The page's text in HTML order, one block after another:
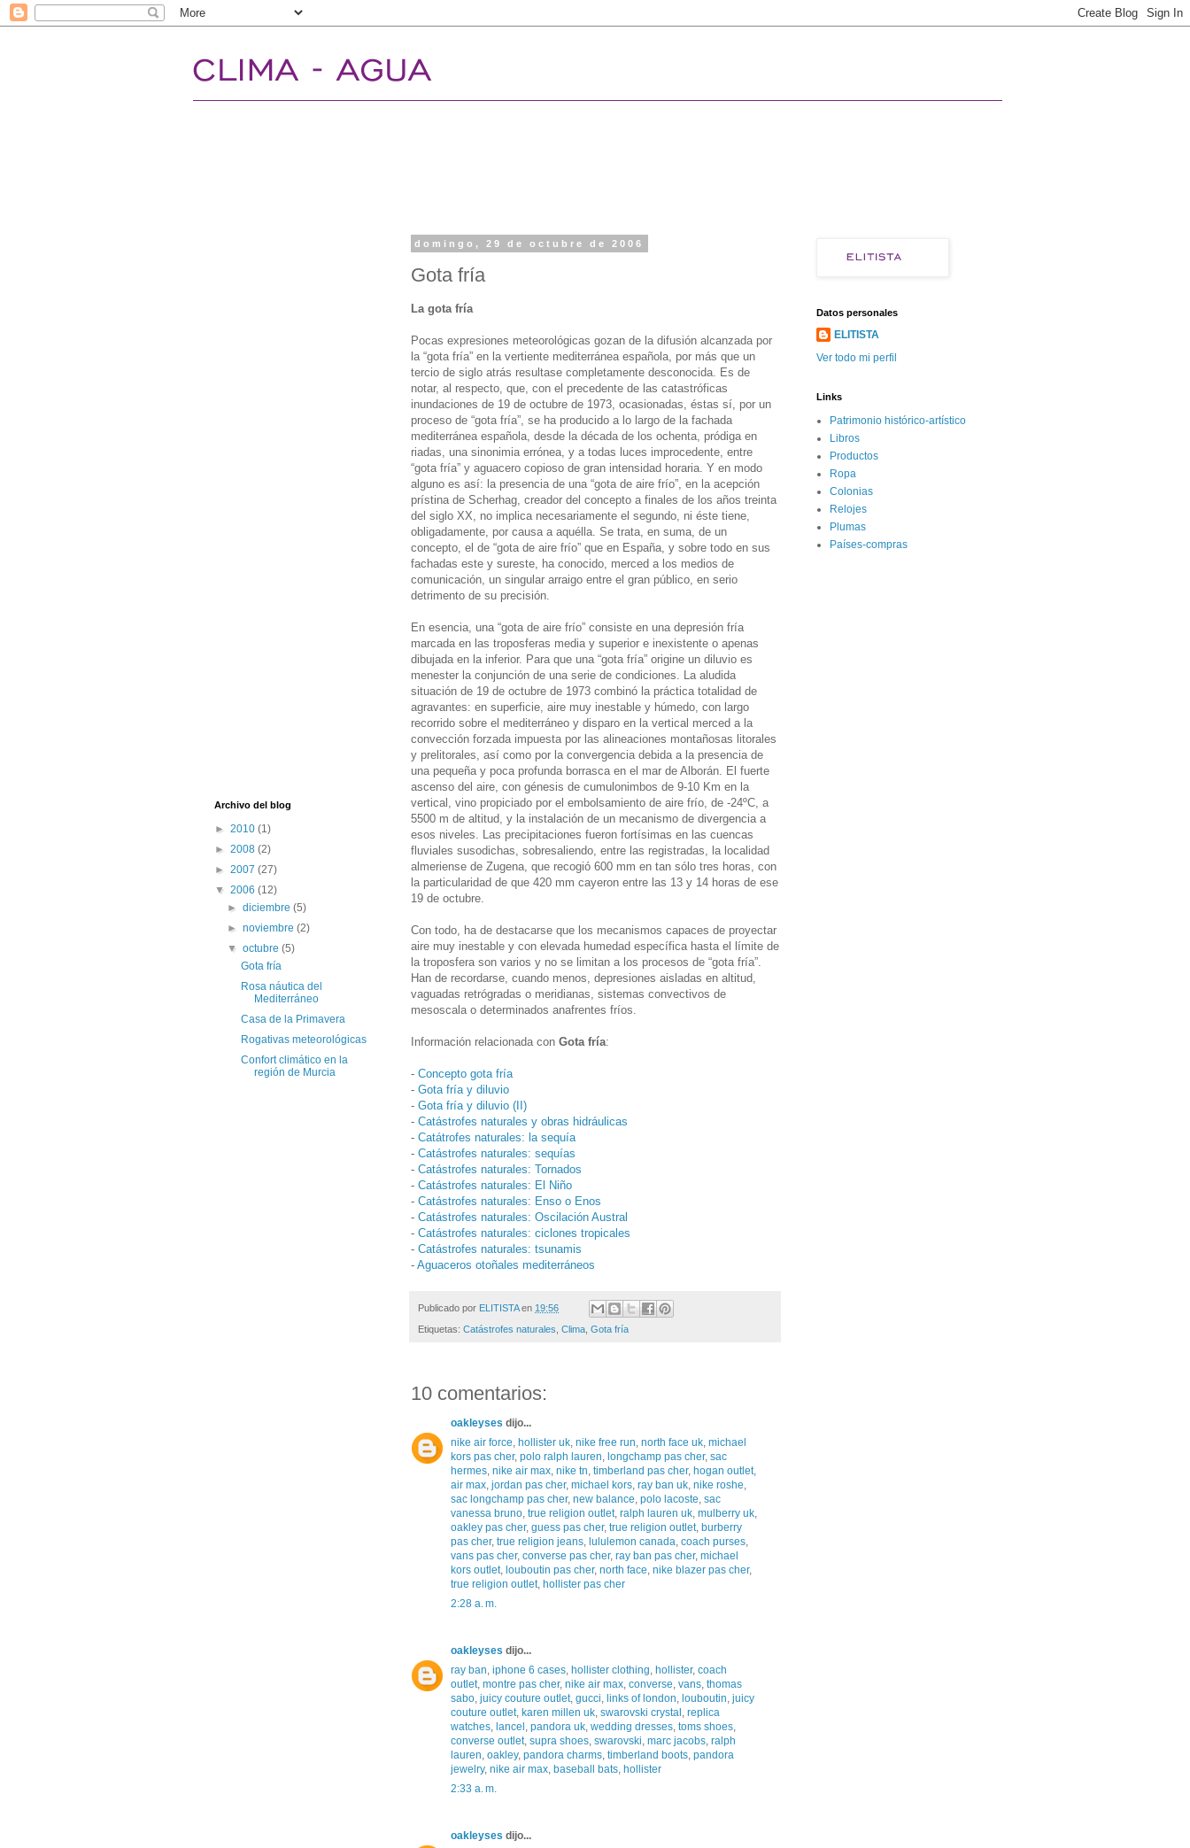
domingo, 29 de octubre de 2006
Gota fría
La gota fría
Pocas expresiones meteorológicas gozan de la difusión alcanzada por
la “gota fría” en la vertiente mediterránea española, por más que un
tercio de siglo atrás resultase completamente desconocida. Es de
notar, al respecto, que, con el precedente de las catastróficas
inundaciones de 19 de octubre de 1973, ocasionadas, éstas sí, por un
proceso de “gota fría”, se ha producido a lo largo de la fachada
mediterránea española, desde la década de los ochenta, pródiga en
riadas, una sinonimia errónea, y a todas luces improcedente, entre
“gota fría” y aguacero copioso de gran intensidad horaria. Y en modo
alguno es así: la presencia de una “gota de aire frío”, en la acepción
prístina de Scherhag, creador del concepto a finales de los años treinta
del siglo XX, no implica necesariamente el segundo, ni éste tiene,
obligadamente, por causa a aquélla. Se trata, en suma, de un
concepto, el de “gota de aire frío” que en España, y sobre todo en sus
fachadas este y sureste, ha conocido, merced a los medios de
comunicación, un singular arraigo entre el gran público, en serio
detrimento de su precisión.
En esencia, una “gota de aire frío” consiste en una depresión fría
marcada en las troposferas media y superior e inexistente o apenas
dibujada en la inferior. Para que una “gota fría” origine un diluvio es
menester la conjunción de una serie de condiciones. La aludida
situación de 19 de octubre de 1973 combinó la práctica totalidad de
agravantes: en superficie, aire muy inestable y húmedo, con largo
recorrido sobre el mediterráneo y disparo en la vertical merced a la
convección forzada impuesta por las alineaciones montañosas litorales
y prelitorales, así como por la convergencia debida a la presencia de
una pequeña y poca profunda borrasca en el mar de Alborán. El fuerte
ascenso del aire, con génesis de cumulonimbos de 9-10 Km en la
vertical, vino propiciado por el embolsamiento de aire frío, de -24ºC, a
5500 m de altitud, y la instalación de un mecanismo de divergencia a
esos niveles. Las precipitaciones fueron fortísimas en las cuencas
fluviales susodichas, sobresaliendo, entre las registradas, la localidad
almeriense de Zugena, que recogió 600 mm en tan sólo tres horas, con
la particularidad de que 420 mm cayeron entre las 13 y 14 horas de ese
19 de octubre.
Con todo, ha de destacarse que los mecanismos capaces de proyectar
aire muy inestable y con elevada humedad específica hasta el límite de
la troposfera son varios y no se limitan a los procesos de “gota fría”.
Han de recordarse, cuando menos, depresiones aisladas en altitud,
vaguadas retrógradas o meridianas, sistemas convectivos de
mesoscala o determinados anafrentes fríos.
Información relacionada con Gota fría:
- Concepto gota fría
- Gota fría y diluvio
- Gota fría y diluvio (II)
- Catástrofes naturales y obras hidráulicas
- Catátrofes naturales: la sequía
- Catástrofes naturales: sequías
- Catástrofes naturales: Tornados
- Catástrofes naturales: El Niño
- Catástrofes naturales: Enso o Enos
- Catástrofes naturales: Oscilación Austral
- Catástrofes naturales: ciclones tropicales
- Catástrofes naturales: tsunamis
- Aguaceros otoñales mediterráneos
Publicado por ELITISTA en 19:56
Etiquetas: Catástrofes naturales Clima Gota fría
10 comentarios:
oakleyses dijo...
nike air force, hollister uk, nike free run, north face uk, michael
kors pas cher, polo ralph lauren, longchamp pas cher, sac
hermes, nike air max, nike tn, timberland pas cher, hogan outlet,
air max, jordan pas cher, michael kors, ray ban uk, nike roshe,
sac longchamp pas cher, new balance, polo lacoste, sac
vanessa bruno, true religion outlet, ralph lauren uk, mulberry uk,
oakley pas cher, guess pas cher, true religion outlet, burberry
pas cher, true religion jeans, lululemon canada, coach purses,
vans pas cher, converse pas cher, ray ban pas cher, michael
kors outlet, louboutin pas cher, north face, nike blazer pas cher,
true religion outlet, hollister pas cher
2:28 a. m.
oakleyses dijo...
ray ban, iphone 6 cases, hollister clothing, hollister, coach
outlet, montre pas cher, nike air max, converse, vans, thomas
sabo, juicy couture outlet, gucci, links of london, louboutin, juicy
couture outlet, karen millen uk, swarovski crystal , replica
watches, lancel , pandora uk, wedding dresses, toms shoes,
converse outlet, supra shoes, swarovski, marc jacobs, ralph
lauren, oakley, pandora charms, timberland boots, pandora
jewelry, nike air max, baseball bats, hollister
2:33 a. m.
oakleyses dijo...
Archivo del blog
► 2010 (1)
► 2008 (2)
► 2007 (27)
▼ 2006 (12)
►diciembre(5)
►noviembre(2)
▼octubre(5)
Gota fría
Rosa náutica del
Mediterráneo
Casa de la Primavera
Rogativas meteorológicas
Confort climático en la
región de Murcia
Datos personales
ELITISTA
Ver todo mi perfil
Links
Patrimonio histórico-artístico
Libros
Productos
Ropa
Colonias
Relojes
Plumas
Países-compras